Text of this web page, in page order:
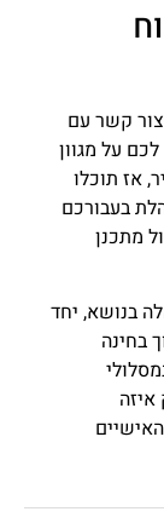
קשר עם
על מגוון
אז תוכלו
בעבורכם
מתכנן
בנושא, יחד
בחינה